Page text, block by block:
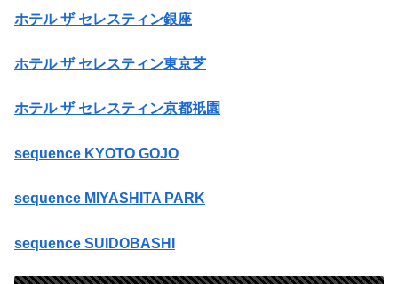
ホテル ザ セレスティン銀座
ホテル ザ セレスティン東京芝
ホテル ザ セレスティン京都祇園
sequence KYOTO GOJO
sequence MIYASHITA PARK
sequence SUIDOBASHI